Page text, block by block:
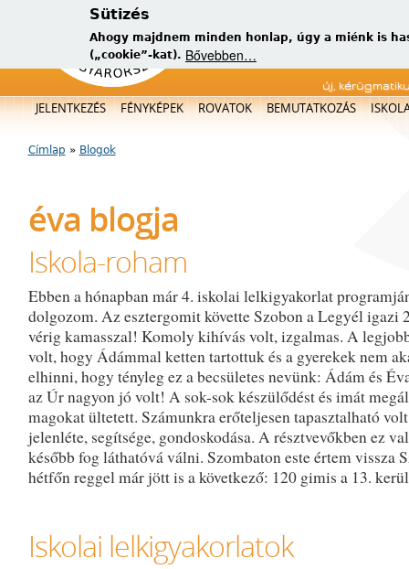
Sütizés
Ahogy majdnem minden honlap, úgy a miénk is
(„cookie”-kat). Bővebben…
új,
Főmenü
JELENTKEZÉS FÉNYKÉPEK ROVATOK BEMUTATKOZÁS
Jelenlegi hely
Címlap » Blogok
éva blogja
Iskola-roham
Ebben a hónapban már 4. iskolai lelkigyakorlat
dolgozom. Az esztergomit követte Szobon a Legyél igazi
vérig kamasszal! Komoly kihívás volt, izgalmas. A
volt, hogy Ádámmal ketten tartottuk és a gyerekek nem
elhinni, hogy tényleg ez a becsületes nevünk: Ádám és
az Úr nagyon jó volt! A sok-sok készülődést és imát
magokat ültetett. Számunkra erőteljesen tapasztalható
jelenléte, segítsége, gondoskodása. A résztvevőkben ez
később fog láthatóvá válni. Szombaton este értem vissza
hétfőn reggel már jött is a következő: 120 gimis a 13.
Iskolai lelkigyakorlatok